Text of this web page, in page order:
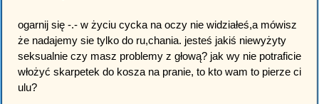
ogarnij się -.- w życiu cycka na oczy nie widziałeś,a mówisz
że nadajemy sie tylko do ru,chania. jesteś jakiś niewyżyty
seksualnie czy masz problemy z głową? jak wy nie potraficie
włożyć skarpetek do kosza na pranie, to kto wam to pierze ci
ulu?